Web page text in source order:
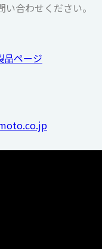
合わせください。
品ページ